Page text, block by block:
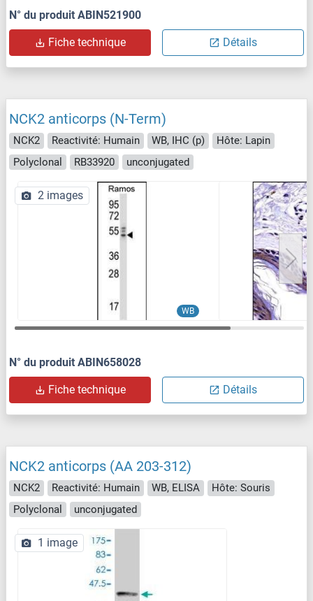
N° du produit ABIN521900
Fiche technique Détails
NCK2 anticorps (N-Term)
NCK2 Reactivité: Humain WB, IHC (p)
Hôte: Lapin
Polyclonal
RB33920 unconjugated
WB
2 images
N° du produit ABIN658028
Fiche technique Détails
NCK2 anticorps (AA 203-312)
NCK2 Reactivité: Humain WB, ELISA
Hôte: Souris
Polyclonal
unconjugated
1 image